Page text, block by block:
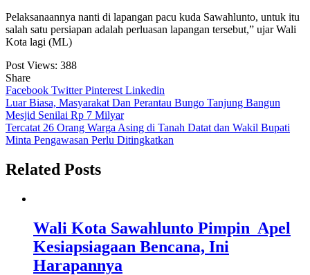
Pelaksanaannya nanti di lapangan pacu kuda Sawahlunto, untuk itu
salah satu persiapan adalah perluasan lapangan tersebut,” ujar Wali
Kota lagi (ML)
Post Views: 388
Share
Facebook TwitterPinterest Linkedin
Navigasi
pos
Luar Biasa, Masyarakat Dan Perantau Bungo Tanjung Bangun
Mesjid Senilai Rp 7 Milyar
Tercatat 26 Orang Warga Asing di Tanah Datat dan Wakil Bupati
Minta Pengawasan Perlu Ditingkatkan
Related Posts
Wali Kota Sawahlunto Pimpin Apel
Kesiapsiagaan Bencana, Ini
Harapannya